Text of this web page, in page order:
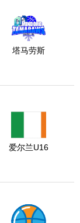
塔马劳斯
爱尔兰U16